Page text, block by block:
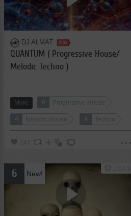
DJ ALMAT
QUANTUM ( Progressive House/
Melodic Techno )
Микс 6 Progressive House
4 Melodic House 4 Techno
247
6 New!
1:04:34